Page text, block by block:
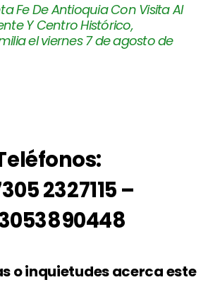
Fe De Antioquia Con Visita Al
Y Centro Histórico,
el viernes 7 de agosto de
2327115 –
o inquietudes acerca este